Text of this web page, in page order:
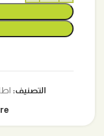
التصنيف: